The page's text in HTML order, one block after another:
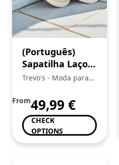
(Português)
Sapatilha Laços,
Mayoral
Trevo's - Moda para
From49,99 €
CHECK
OPTIONS